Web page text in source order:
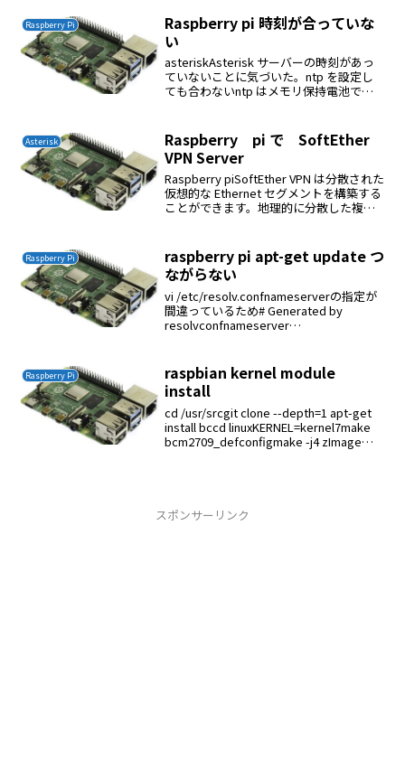
=...
Raspberry Pi
Raspberry pi 時刻が合っていな
い
asteriskAsterisk サーバーの時刻があっ
ていないことに気づいた。ntp を設定し
ても合わないntp はメモリ保持電池で保
ntpは使えない$ su...
Asterisk
Raspberry pi で SoftEther
VPN Server
Raspberry piSoftEther VPN は分散された
仮想的な Ethernet セグメントを構築する
ことができます。地理的に分散した複数
かのように互い...
Raspberry Pi
raspberry pi apt-get update つ
ながらない
vi /etc/resolv.confnameserverの指定が
間違っているため# Generated by
resolvconfnameserver
Raspberry Pi
raspbian kernel module
install
cd /usr/srcgit clone --depth=1 apt-get
install bccd linuxKERNEL=kernel7make
bcm2709_defconfigmake -j4 zImage
スポンサーリンク